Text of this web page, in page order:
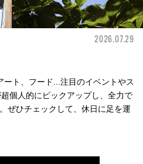
2026.07.29
ト、フード...注目のイベントやス
個人的にピックアップし、全力で
ぜひチェックして、休日に足を運